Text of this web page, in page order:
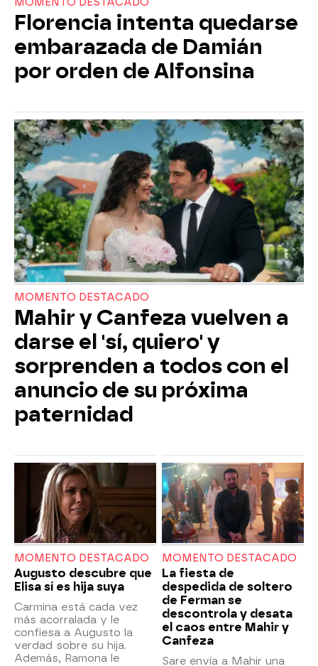
Florencia intenta quedarse
embarazada de Damián
por orden de Alfonsina
MOMENTO DESTACADO
Mahir y Canfeza vuelven a
darse el 'sí, quiero' y
sorprenden a todos con el
anuncio de su próxima
paternidad
MOMENTO DESTACADO
Augusto descubre que
Elisa sí es hija suya
Carmina está cada vez
más acorralada y le
confiesa a Augusto la
verdad sobre su hija.
Además, Ramona le
MOMENTO DESTACADO
La fiesta de
despedida de soltero
de Ferman se
descontrola y desata
el caos entre Mahir y
Canfeza
Sare envía a Mahir una